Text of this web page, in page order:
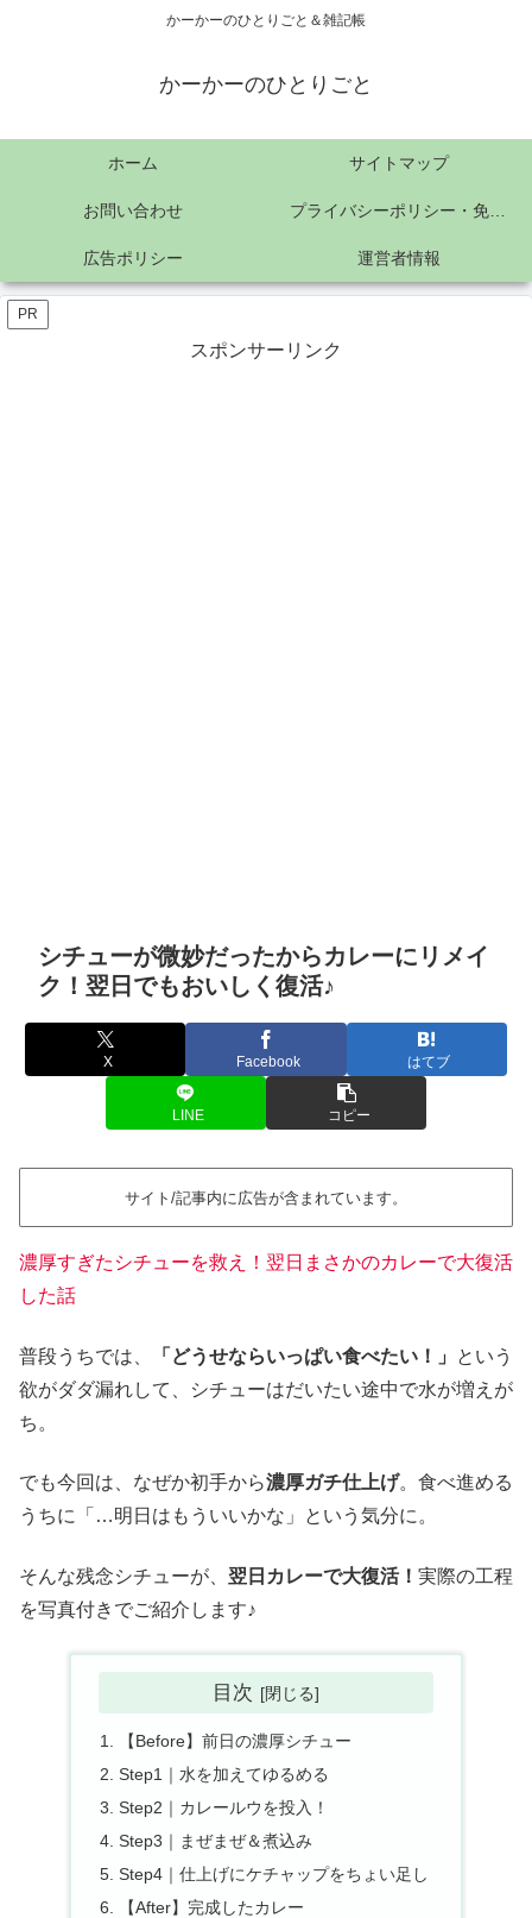
かーかーのひとりごと＆雑記帳
かーかーのひとりごと
ホーム サイトマップ
お問い合わせ プライバシーポリシー・免責事項
広告ポリシー 運営者情報
PR
スポンサーリンク
シチューが微妙だったからカレーにリメイ
ク！翌日でもおいしく復活♪
X Facebook はてブ
LINE コピー
サイト/記事内に広告が含まれています。
濃厚すぎたシチューを救え！翌日まさかのカレーで大復活
した話
普段うちでは、 「どうせならいっぱい食べたい！」
という
欲がダダ漏れして、シチューはだいたい途中で水が増えが
ち。
でも今回は、なぜか初手から濃厚ガチ仕上げ。食べ進める
うちに「…明日はもういいかな」という気分に。
そんな残念シチューが、 翌日カレーで大復活！ 実際の工程
を写真付きでご紹介します♪
目次
【Before】前日の濃厚シチュー
Step1｜水を加えてゆるめる
Step2｜カレールウを投入！
Step3｜まぜまぜ＆煮込み
Step4｜仕上げにケチャップをちょい足し
【After】完成したカレー